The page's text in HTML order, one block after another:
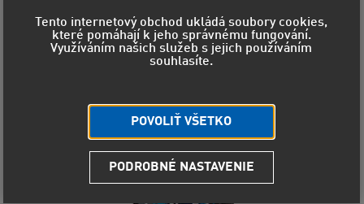
Tento internetový obchod ukládá soubory cookies,
které pomáhají k jeho správnému fungování.
Využíváním našich služeb s jejich používáním
souhlasíte.
POVOLIŤ VŠETKO
PODROBNÉ NASTAVENIE